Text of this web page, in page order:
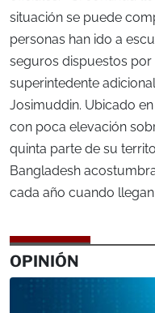
situación se puede
personas han ido a
seguros dispuestos
superintedente
Josimuddin. Ubicado
con poca elevación
quinta parte de su
Bangladesh
cada año cuando
OPINIÓN